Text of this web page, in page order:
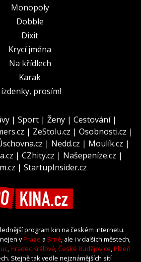
Monopoly
Dobble
Dixit
Krycí jména
Na křídlech
Karak
prosím!
| Sport | Ženy | Cestování|
| ZeStolu.cz | Osobnosti.cz |
| Nedd.cz | Moulík.cz |
| CZhity.cz | Našepeníze.cz |
| StartupInsider.cz
program kin na českém internetu.
vPraze a Brně, ale i v dalších městech,
,Hradec Králové,České Budějovice,Plzeň
Stejně tak vedle nejznámějších sítí